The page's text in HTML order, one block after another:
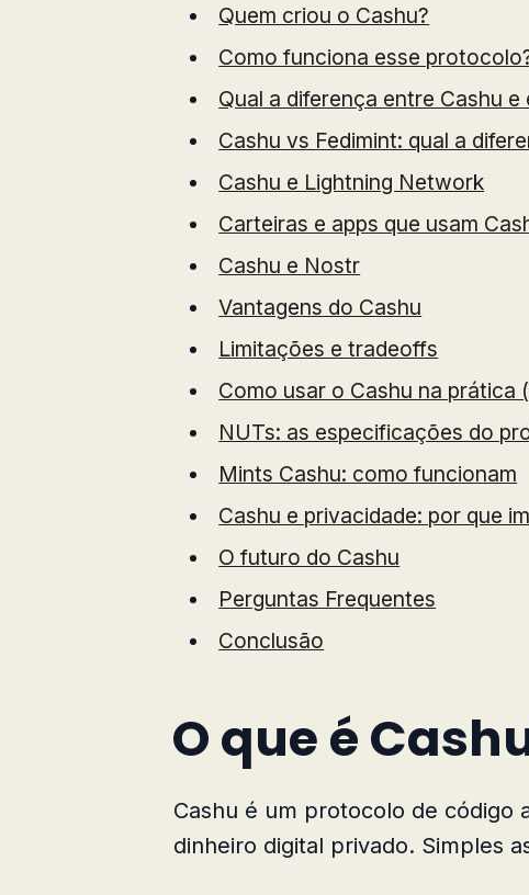
Quem criou o Cashu?
Como funciona esse
Qual a diferença entre Cashu e
Cashu vs Fedimint: qual a
Cashu e Lightning Network
Carteiras e apps que usam
Cashu e Nostr
Vantagens do Cashu
Limitações e tradeoffs
Como usar o Cashu na prática
NUTs: as especificações do
Mints Cashu: como funcionam
Cashu e privacidade: por que
O futuro do Cashu
Perguntas Frequentes
Conclusão
O que é
Cashu é um protocolo de código
dinheiro digital privado. Simples